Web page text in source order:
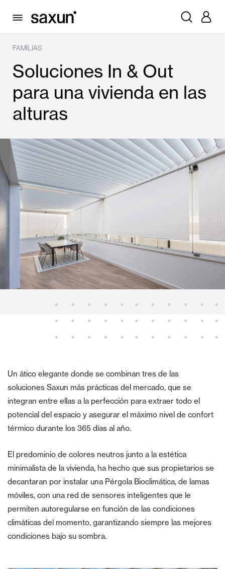
FAMÍLIAS
Soluciones In & Out
para una vivienda en las
alturas
Un ático elegante donde se combinan tres de las
soluciones Saxun más prácticas del mercado, que se
integran entre ellas a la perfección para extraer todo el
potencial del espacio y asegurar el máximo nivel de confort
térmico durante los 365 días al año.
El predominio de colores neutros junto a la estética
minimalista de la vivienda, ha hecho que sus propietarios se
decantaran por instalar una Pérgola Bioclimática, de lamas
móviles, con una red de sensores inteligentes que le
permiten autoregularse en función de las condiciones
climáticas del momento, garantizando siempre las mejores
condiciones bajo su sombra.